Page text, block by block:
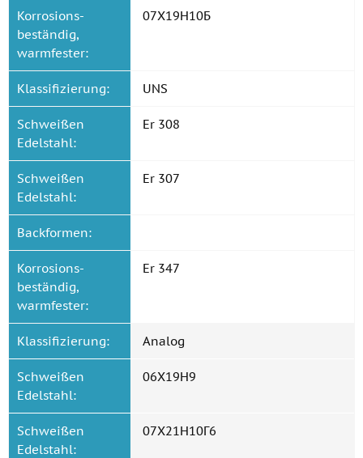
Korrosions-
beständig,
warmfester:
07Х19Н10Б
Klassifizierung: UNS
Schweißen
Edelstahl:
Er 308
Schweißen
Edelstahl:
Er 307
Backformen:
Korrosions-
beständig,
warmfester:
Er 347
Klassifizierung: Analog
Schweißen
Edelstahl:
06Х19Н9
Schweißen
Edelstahl:
07Х21Н10Г6